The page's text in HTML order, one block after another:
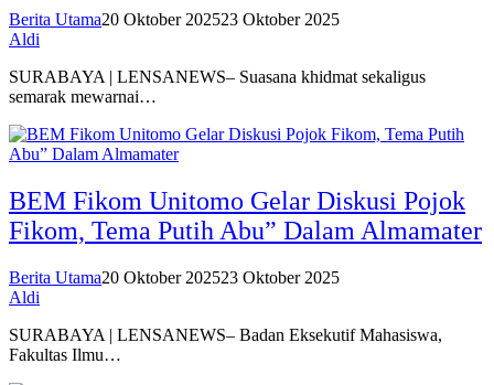
Berita Utama20 Oktober 202523 Oktober 2025
Aldi
SURABAYA | LENSANEWS– Suasana khidmat sekaligus
semarak mewarnai…
BEM Fikom Unitomo Gelar Diskusi Pojok
Fikom, Tema Putih Abu” Dalam Almamater
Berita Utama20 Oktober 202523 Oktober 2025
Aldi
SURABAYA | LENSANEWS– Badan Eksekutif Mahasiswa,
Fakultas Ilmu…